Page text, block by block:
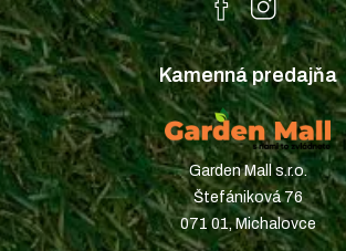
Kamenná predajňa
Garden Mall s.r.o.
Štefániková 76
071 01, Michalovce